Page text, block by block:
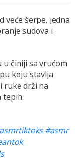
veće šerpe, jedna
sudova i
u činiji sa vrućom
koju stavlja
ruke drži na
tepih.
#asmr